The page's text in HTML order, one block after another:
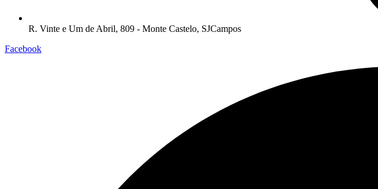
R. Vinte e Um de Abril, 809 - Monte Castelo, SJCampos
Facebook